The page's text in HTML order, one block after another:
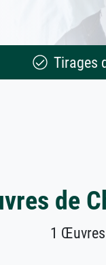
Tirages
de
1